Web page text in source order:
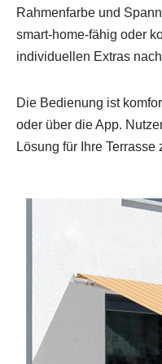
Rahmenfarbe und
smart‑home‑fähig oder
individuellen Extras
Die Bedienung ist
oder über die App.
Lösung für Ihre